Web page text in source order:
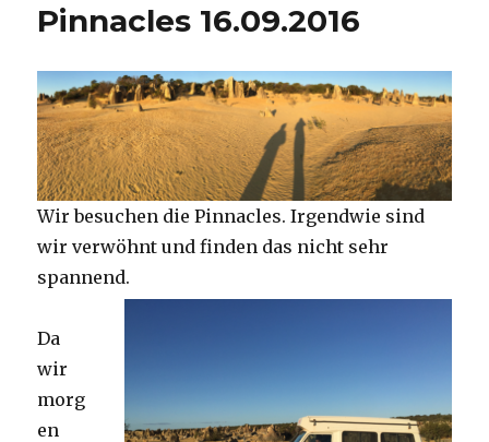
Pinnacles 16.09.2016
Wir besuchen die Pinnacles. Irgendwie sind
wir verwöhnt und finden das nicht sehr
spannend.
Da
wir
morg
en